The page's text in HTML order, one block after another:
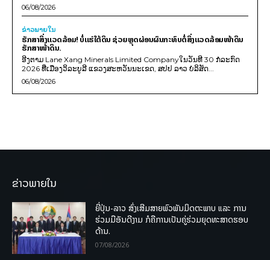
06/08/2026
ຂ່າວພາຍ​ໃນ
ຮັກສາສິ່ງແວດລ້ອມ! ບໍ່ແຮ່ໃຕ້ດິນ ຊ່ວຍຫຼຸດຜ່ອນຜົນກະທົບຕໍ່ສິ່ງແວດລ້ອມໜ້າດິນ
ຮັກສາໜ້າດິນ.
ອີງຕາມ Lane Xang Minerals Limited Companyໃນວັນທີ 30 ກໍລະກົດ
2026 ທີ່ເມືອງວິລະບູລີ ແຂວງສະຫວັນນະເຂດ, ສປປ ລາວ ບໍລິສັດ...
06/08/2026
ຂ່າວພາຍໃນ
ຍີ່ປຸ່ນ-ລາວ ສົ່ງເສີມສາຍພົວພັນມິດຕະພາບ ແລະ ການ
ຮ່ວມມືອັນດີງາມ ກໍຄືການເປັນຄູ່ຮ່ວມຍຸດທະສາດຮອບ
ດ້ານ.
07/08/2026